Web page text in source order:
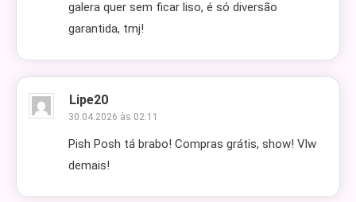
galera quer sem ficar liso, é só diversão
garantida, tmj!
Lipe20
30.04.2026 às 02:11
Pish Posh tá brabo! Compras grátis, show! Vlw
demais!